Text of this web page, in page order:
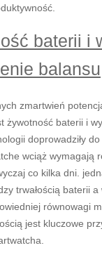
baterii i
balansu
zmartwień
żywotność baterii i
doprowadziły
wciąż wymagają
co kilka dni.
trwałością baterii a
równowagi
jest kluczowe